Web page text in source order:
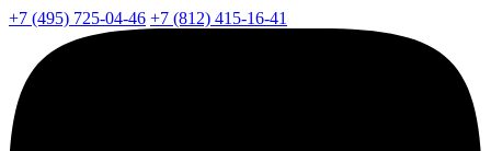
+7 (495) 725-04-46 +7 (812) 415-16-41